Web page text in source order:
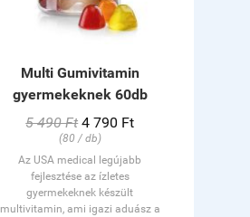
Multi Gumivitamin
gyermekeknek 60db
5 490 Ft 4 790 Ft
(80 / db)
Az USA medical legújabb
fejlesztése az ízletes
gyermekeknek készült
multivitamin, ami igazi aduász a